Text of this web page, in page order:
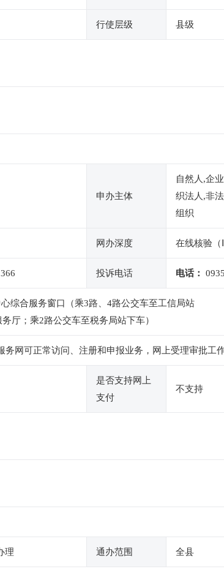
行使层级 县级
申办主体
自然人,企
织法人,非
组织
网办深度 在线核验（
投诉电话 电话：
综合服务窗口（乘3路、4路公交车至工信局站
厅；乘2路公交车至税务局站下车）
网可正常访问、注册和申报业务，网上受理审批工
是否支持网上
支付
不支持
理 通办范围 全县